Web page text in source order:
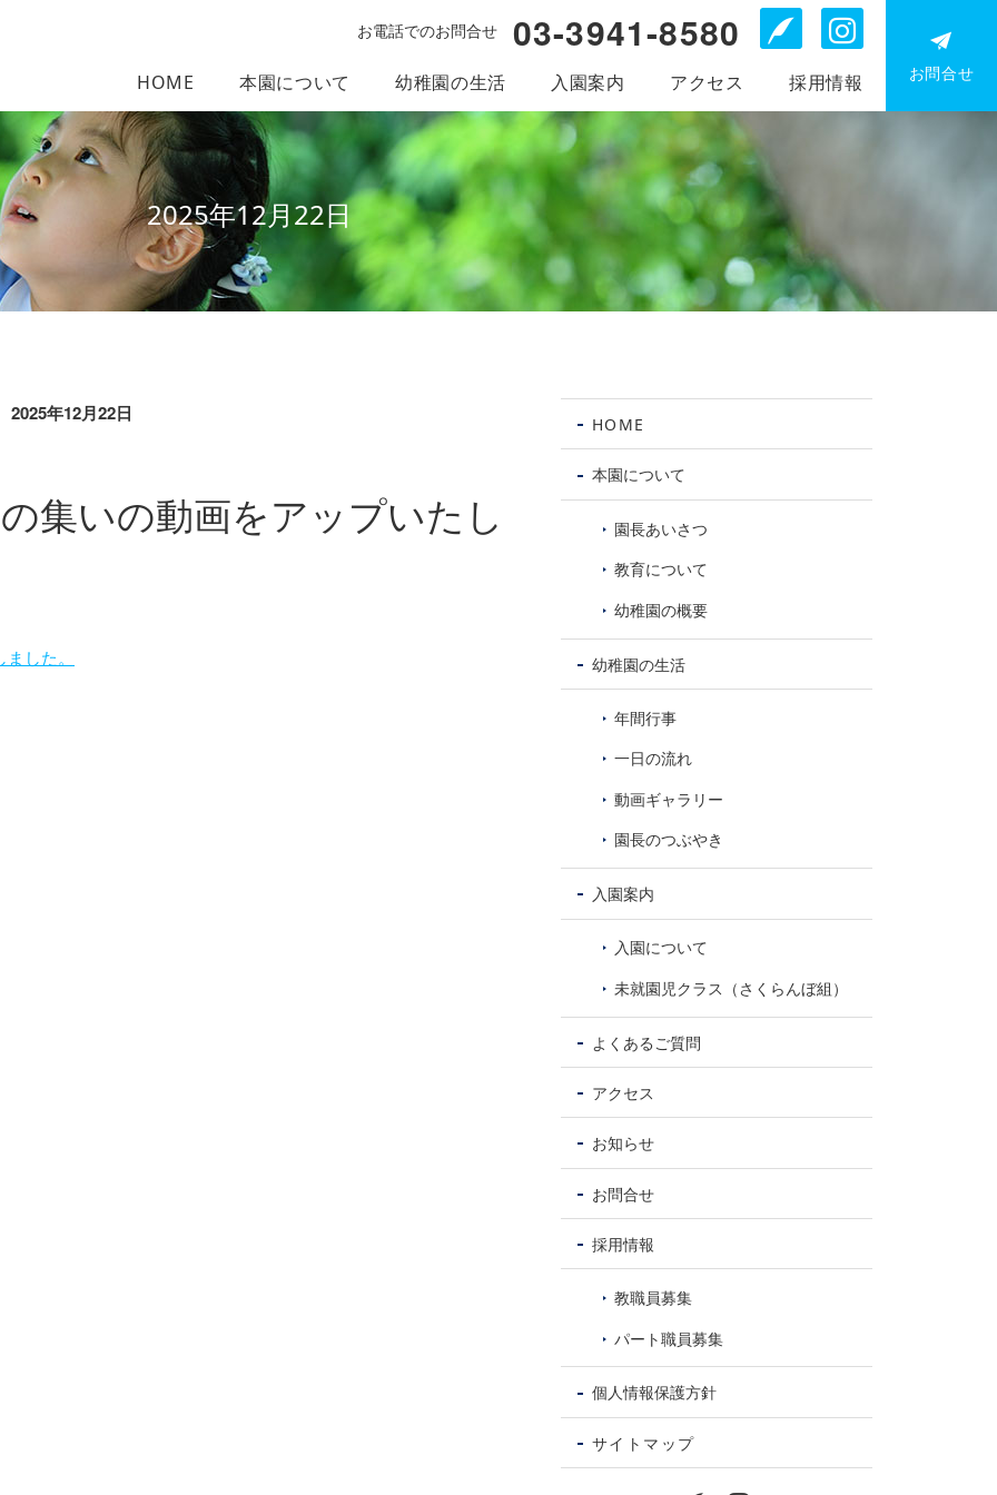
2025年12月22日
2025年12月22日
集いの動画をアップいたし
した。
HOME
本園について
園長あいさつ
教育について
幼稚園の概要
幼稚園の生活
年間行事
一日の流れ
動画ギャラリー
園長のつぶやき
入園案内
入園について
未就園児クラス（さくらんぼ組）
よくあるご質問
アクセス
お知らせ
お問合せ
採用情報
教職員募集
パート職員募集
個人情報保護方針
サイトマップ
お電話でのお問合せ 03-3941-8580 Blog
HOME 本園について 幼稚園の生活 入園案内 アクセス 採用情報 お問合せ